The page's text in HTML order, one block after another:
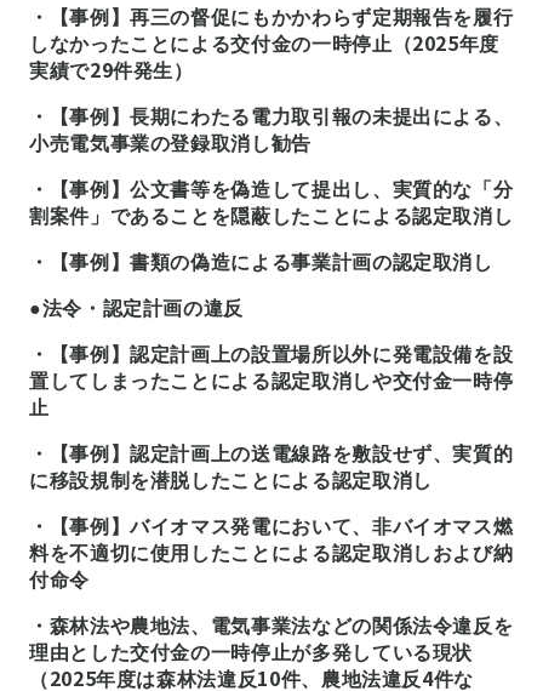
・【事例】再三の督促にもかかわらず定期報告を履行
しなかったことによる交付金の一時停止（2025年度
実績で29件発生）
・【事例】長期にわたる電力取引報の未提出による、
小売電気事業の登録取消し勧告
・【事例】公文書等を偽造して提出し、実質的な「分
割案件」であることを隠蔽したことによる認定取消し
・【事例】書類の偽造による事業計画の認定取消し
●法令・認定計画の違反
・【事例】認定計画上の設置場所以外に発電設備を設
置してしまったことによる認定取消しや交付金一時停
止
・【事例】認定計画上の送電線路を敷設せず、実質的
に移設規制を潜脱したことによる認定取消し
・【事例】バイオマス発電において、非バイオマス燃
料を不適切に使用したことによる認定取消しおよび納
付命令
・森林法や農地法、電気事業法などの関係法令違反を
理由とした交付金の一時停止が多発している現状
（2025年度は森林法違反10件、農地法違反4件な